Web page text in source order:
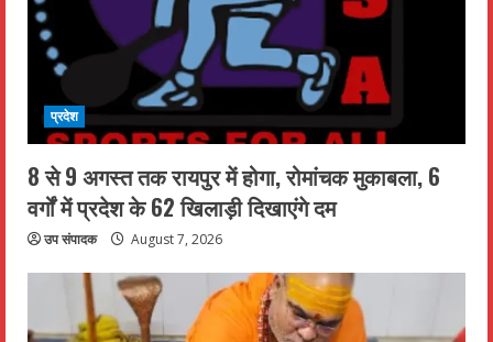
प्रदेश
8 से 9 अगस्त तक रायपुर में होगा, रोमांचक मुकाबला, 6
वर्गों में प्रदेश के 62 खिलाड़ी दिखाएंगे दम
उप संपादक August 7, 2026